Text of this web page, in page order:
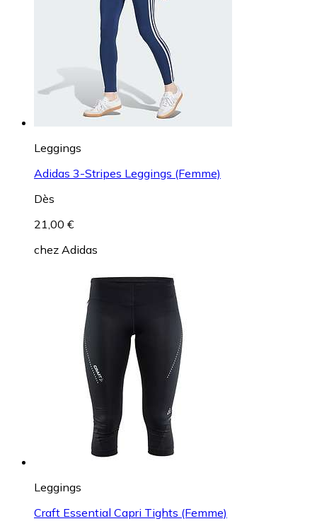
Leggings
Adidas 3-Stripes Leggings (Femme)
Dès
21,00 €
chez Adidas
Leggings
Craft Essential Capri Tights (Femme)